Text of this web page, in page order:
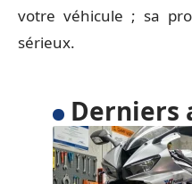
votre véhicule ; sa
sérieux.
Derniers